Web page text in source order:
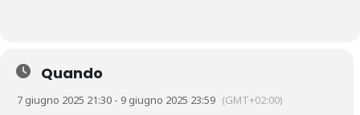
Quando
7 giugno 2025 21:30 - 9 giugno 2025 23:59 (GMT+02:00)